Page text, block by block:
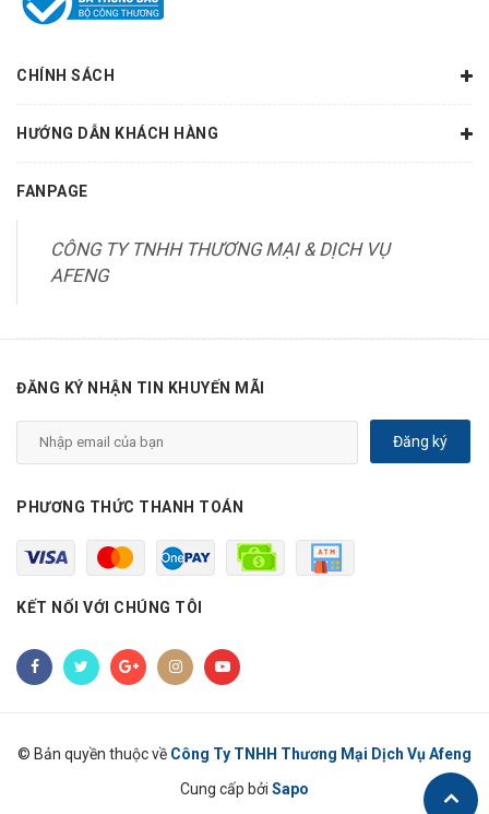
CHÍNH SÁCH
HƯỚNG DẪN KHÁCH HÀNG
FANPAGE
CÔNG TY TNHH THƯƠNG MẠI & DỊCH VỤ
AFENG
ĐĂNG KÝ NHẬN TIN KHUYẾN MÃI
Đăng ký
PHƯƠNG THỨC THANH TOÁN
KẾT NỐI VỚI CHÚNG TÔI
© Bản quyền thuộc về Công Ty TNHH Thương Mại Dịch Vụ Afeng
Cung cấp bởi Sapo